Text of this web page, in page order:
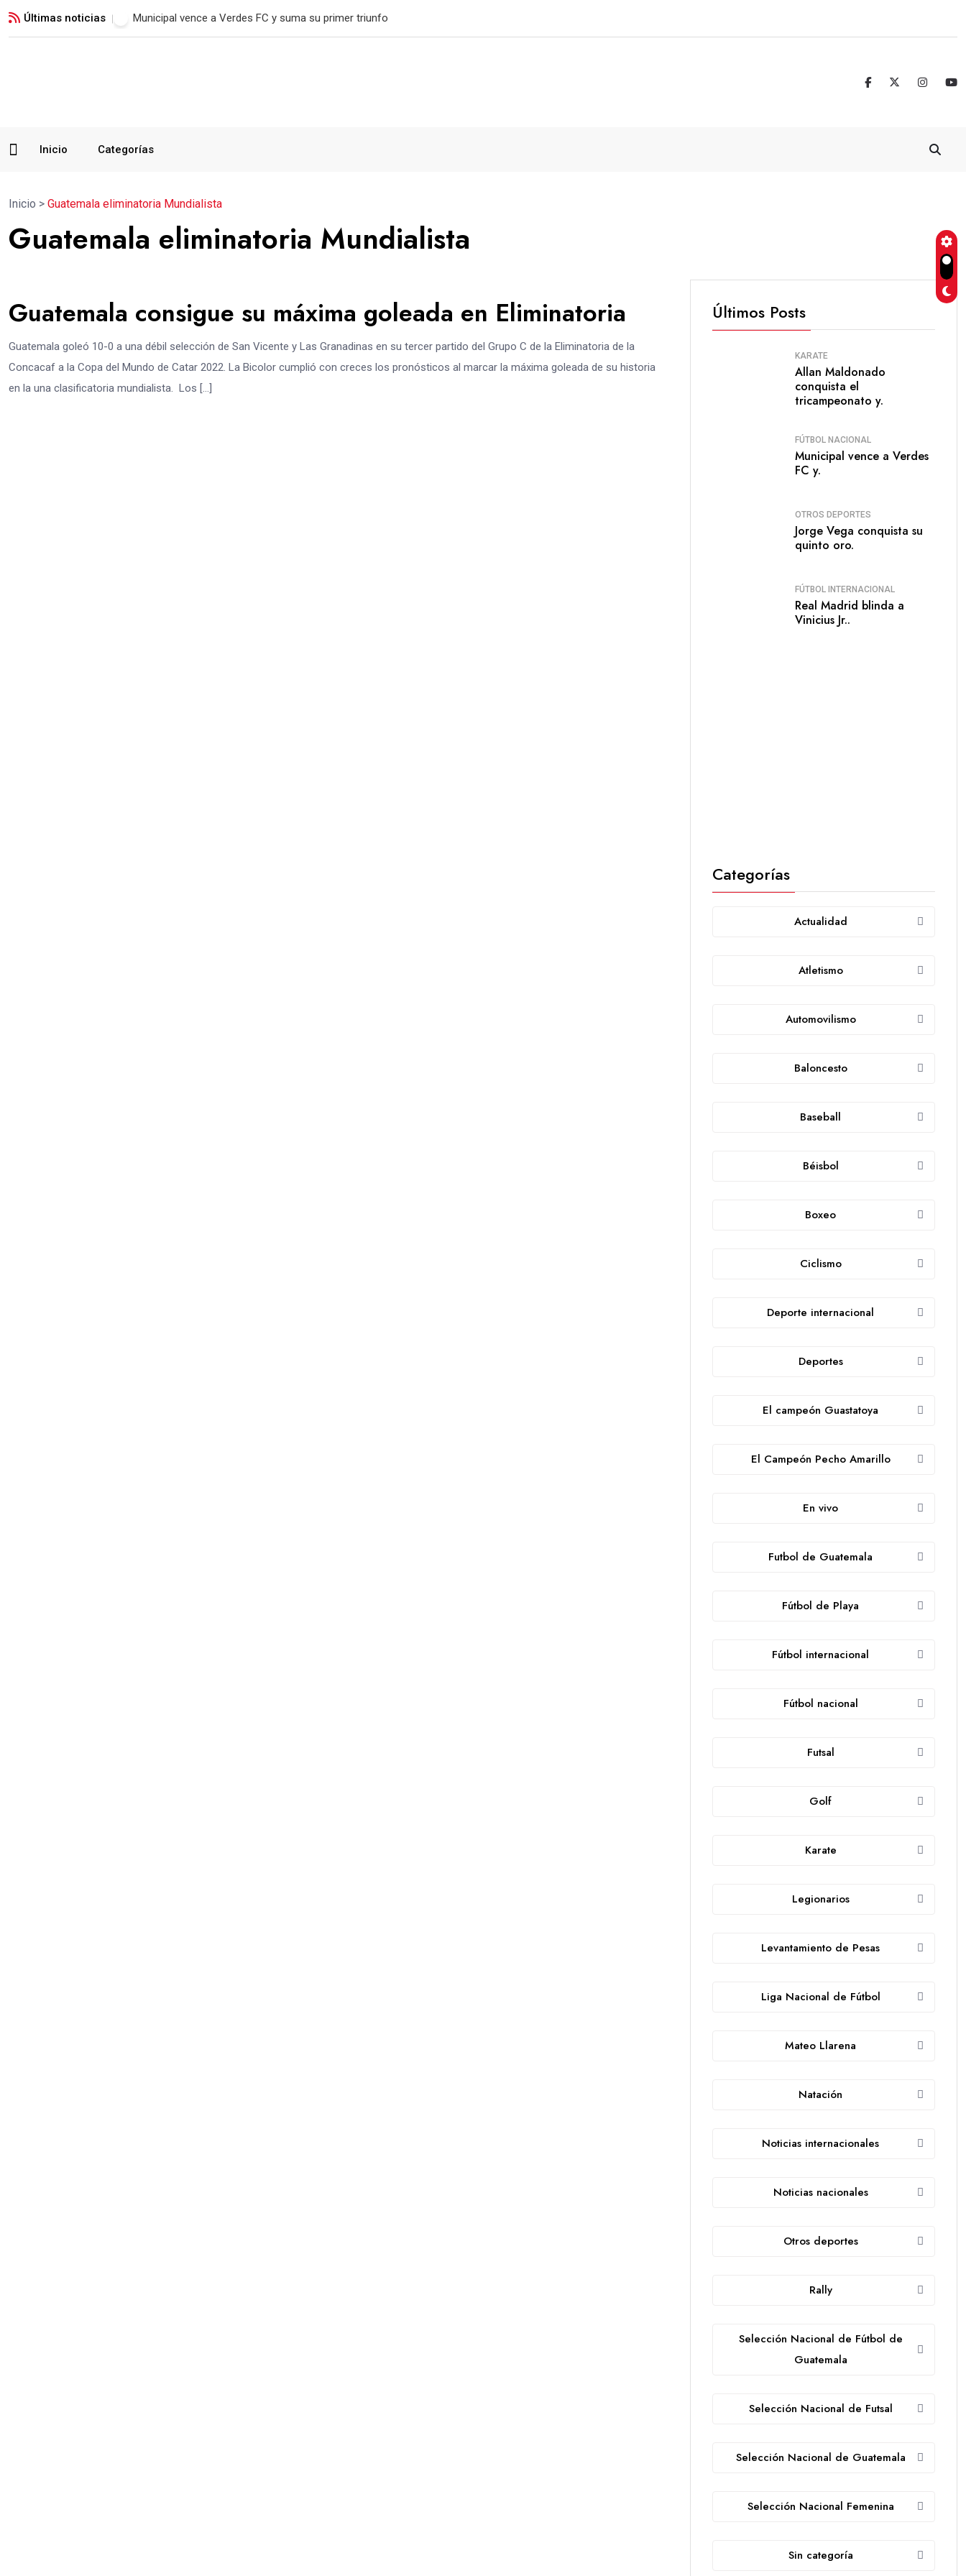
Últimas noticias Jorge Vega conquista su quinto oro y agranda su legado
Inicio Categorías
Inicio > Guatemala eliminatoria Mundialista
Guatemala eliminatoria Mundialista
Guatemala consigue su máxima goleada en Eliminatoria
Guatemala goleó 10-0 a una débil selección de San Vicente y Las Granadinas en su tercer partido del Grupo C de la Eliminatoria de la
Concacaf a la Copa del Mundo de Catar 2022. La Bicolor cumplió con creces los pronósticos al marcar la máxima goleada de su historia
en la una clasificatoria mundialista. Los […]
Últimos Posts
KARATE
Allan Maldonado
conquista el
tricampeonato y.
FÚTBOL NACIONAL
Municipal vence a Verdes
FC y.
OTROS DEPORTES
Jorge Vega conquista su
quinto oro.
FÚTBOL INTERNACIONAL
Real Madrid blinda a
Vinicius Jr..
Categorías
Actualidad
Atletismo
Automovilismo
Baloncesto
Baseball
Béisbol
Boxeo
Ciclismo
Deporte internacional
Deportes
El campeón Guastatoya
El Campeón Pecho Amarillo
En vivo
Futbol de Guatemala
Fútbol de Playa
Fútbol internacional
Fútbol nacional
Futsal
Golf
Karate
Legionarios
Levantamiento de Pesas
Liga Nacional de Fútbol
Mateo Llarena
Natación
Noticias internacionales
Noticias nacionales
Otros deportes
Rally
Selección Nacional de Fútbol de
Guatemala
Selección Nacional de Futsal
Selección Nacional de Guatemala
Selección Nacional Femenina
Sin categoría